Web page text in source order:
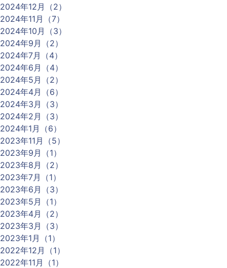
2024年12月（2）
2024年11月（7）
2024年10月（3）
2024年9月（2）
2024年7月（4）
2024年6月（4）
2024年5月（2）
2024年4月（6）
2024年3月（3）
2024年2月（3）
2024年1月（6）
2023年11月（5）
2023年9月（1）
2023年8月（2）
2023年7月（1）
2023年6月（3）
2023年5月（1）
2023年4月（2）
2023年3月（3）
2023年1月（1）
2022年12月（1）
2022年11月（1）